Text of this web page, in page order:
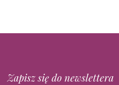
Zapisz się do newslettera